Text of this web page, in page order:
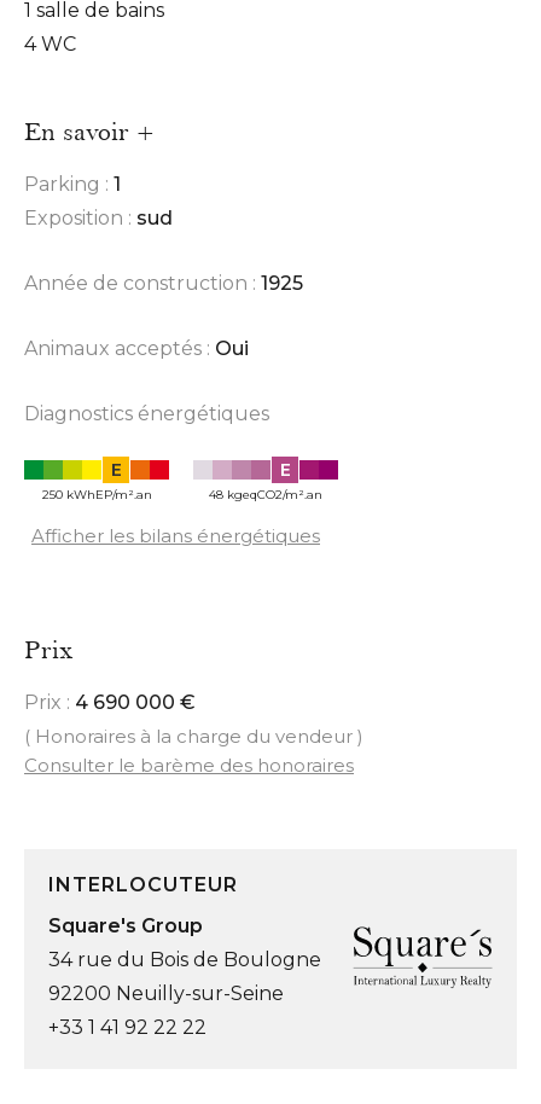
1 salle de bains
4 WC
En savoir +
Parking : 1
Exposition : sud
Année de construction : 1925
Animaux acceptés : Oui
Diagnostics énergétiques
E
250 kWhEP/m².an
E
48 kgeqCO2/m².an
Afficher les bilans énergétiques
Prix
Prix : 4 690 000 €
( Honoraires à la charge du vendeur )
Consulter le barème des honoraires
INTERLOCUTEUR
Square's Group
34 rue du Bois de Boulogne
92200 Neuilly-sur-Seine
+33 1 41 92 22 22